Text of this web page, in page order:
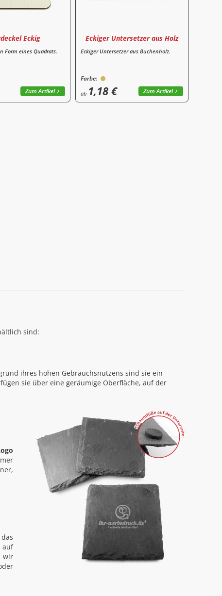
Eckig
Form eines Quadrats.
Zum Artikel
Eckiger Untersetzer aus Holz
Eckiger Untersetzer aus Buchenholz.
Farbe:
ab 1,18 € Zum Artikel
sind:
ihres hohen Gebrauchsnutzens sind sie ein
sie über eine geräumige Oberfläche, auf der
auf
wir